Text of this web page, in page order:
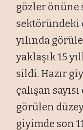
gözler önüne
sektöründeki
yılında
yaklaşık 15
sildi. Hazır
çalışan
görülen
giyimde son